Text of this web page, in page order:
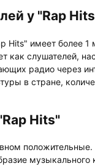
у "Rap
Hits" имеет более 1
как слушателей,
радио через
в стране,
Hits"
музыкального